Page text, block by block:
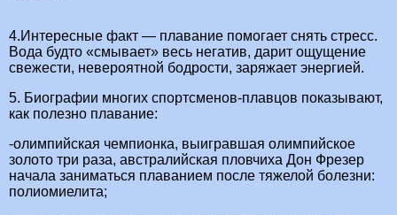
4.Интересные факт — плавание помогает снять стресс.
Вода будто «смывает» весь негатив, дарит ощущение
свежести, невероятной бодрости, заряжает энергией.
5. Биографии многих спортсменов-плавцов показывают,
как полезно плавание:
-олимпийская чемпионка, выигравшая олимпийское
золото три раза, австралийская пловчиха Дон Фрезер
начала заниматься плаванием после тяжелой болезни:
полиомиелита;